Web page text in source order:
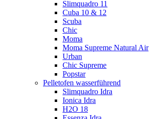
Slimquadro 11
Cuba 10 & 12
Scuba
Chic
Moma
Moma Supreme Natural Air
Urban
Chic Supreme
Popstar
Pelletofen wasserführend
Slimquadro Idra
Ionica Idra
H2O 18